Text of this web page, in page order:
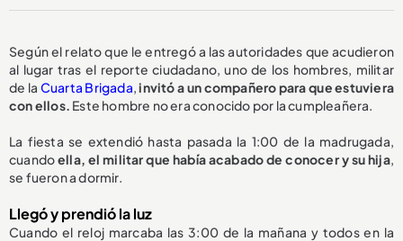
Según el relato que le entregó a las autoridades que acudieron
al lugar tras el reporte ciudadano, uno de los hombres, militar
de la Cuarta Brigada,invitó a un compañero para que estuviera
con ellos. Este hombre no era conocido por la cumpleañera.
La fiesta se extendió hasta pasada la 1:00 de la madrugada,
cuandoella, el militar que había acabado de conocer y su hija,
se fueron a dormir.
Llegó y prendió la luz
Cuando el reloj marcaba las 3:00 de la mañana y todos en la